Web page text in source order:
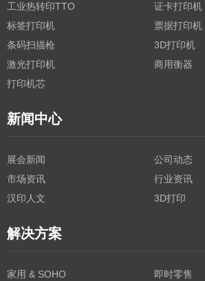
工业热转印TTO
证卡打印机
标签打印机
票据打印机
条码扫描枪
3D打印机
激光打印机
商用衡器
打印机芯
新闻中心
展会新闻
公司动态
市场资讯
行业资讯
汉印人文
3D打印
解决方案
家用 & SOHO
即时零售